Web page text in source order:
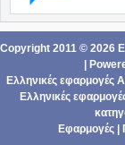
Copyright 2011 © 2026
|
Ελληνικές εφαρμογές
Ελληνικές
Εφαρμογές